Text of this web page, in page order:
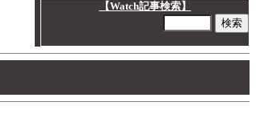
【Watch記事検索】